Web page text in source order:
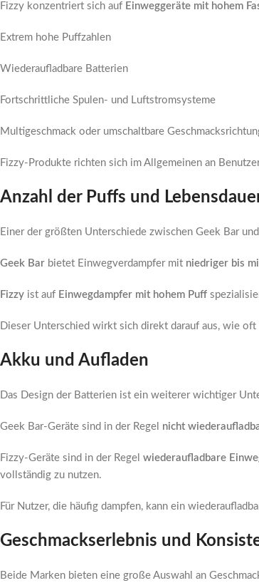
Fizzy konzentriert sich auf Einweggeräte mit hohem
Extrem hohe Puffzahlen
Wiederaufladbare Batterien
Fortschrittliche Spulen- und Luftstromsysteme
Multigeschmack oder umschaltbare
Fizzy-Produkte richten sich im Allgemeinen an
Anzahl der Puffs und
Einer der größten Unterschiede zwischen Geek Bar
Geek Bar bietet Einwegverdampfer mit niedriger bis
Fizzy ist auf Einwegdampfer mit hohem Puff
Dieser Unterschied wirkt sich direkt darauf aus, wie
Akku und Aufladen
Das Design der Batterien ist ein weiterer wichtiger
Geek Bar-Geräte sind in der Regel nicht
Fizzy-Geräte sind in der Regel wiederaufladbare
vollständig zu nutzen.
Für Nutzer, die häufig dampfen, kann ein
Geschmackserlebnis und
Beide Marken bieten eine große Auswahl an